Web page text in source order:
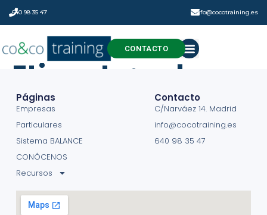
640 98 35 47 info@cocotraining.es
CONTACTO
Etiqueta: sol
Páginas
Empresas
Particulares
Sistema BALANCE
CONÓCENOS
Recursos
Contacto
C/Narváez 14. Madrid
info@cocotraining.es
640 98 35 47